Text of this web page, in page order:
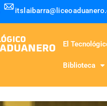
El
Biblioteca